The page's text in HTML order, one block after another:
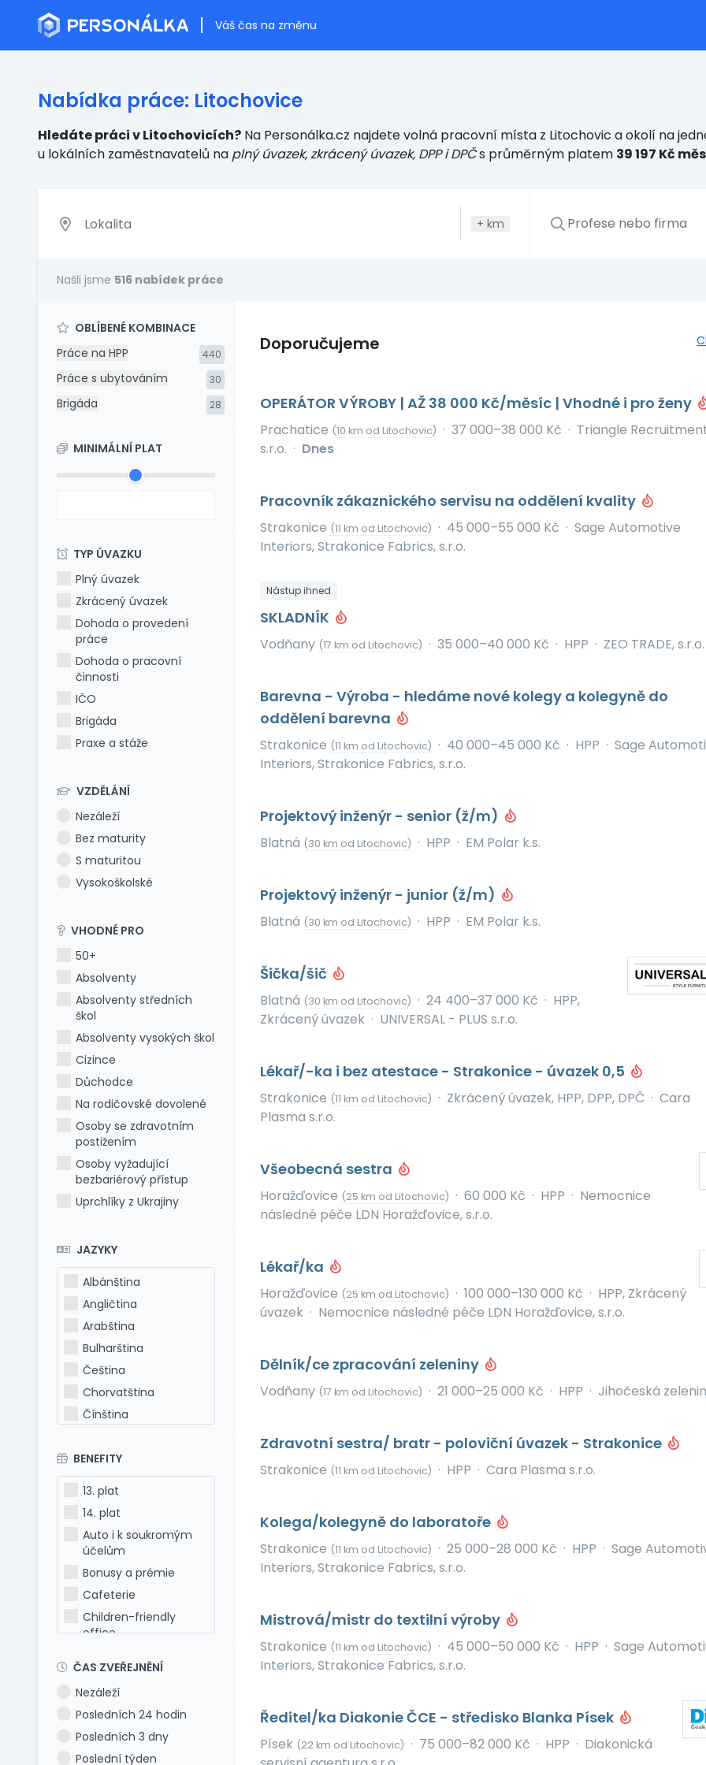
Váš čas na změnu
Nabídka práce: Litochovice
Hledáte práci v Litochovicích? Na Personálka.cz najdete volná pracovní místa z Litochovic a okolí na
u lokálních zaměstnavatelů na plný úvazek, zkrácený úvazek, DPP i DPČs průměrným platem 39 197 Kč
+ km
Našli jsme 516 nabídek práce
OBLÍBENÉ KOMBINACE
Práce na HPP
440
Práce s ubytováním 30
Brigáda 28
MINIMÁLNÍ PLAT
TYP ÚVAZKU
Plný úvazek
Zkrácený úvazek
Dohoda o provedení
práce
Dohoda o pracovní
činnosti
IČO
Brigáda
Praxe a stáže
VZDĚLÁNÍ
Nezáleží
Bez maturity
S maturitou
Vysokoškolské
VHODNÉ PRO
50+
Absolventy
Absolventy středních
škol
Absolventy vysokých škol
Cizince
Důchodce
Na rodičovské dovolené
Osoby se zdravotním
postižením
Osoby vyžadující
bezbariérový přístup
Uprchlíky z Ukrajiny
JAZYKY
Albánština
Angličtina
Arabština
Bulharština
Čeština
Chorvatština
Čínština
Francouzština
Hebrejština
Holandština
Italština
Japonština
Latina
Litevština
Lotyšština
Maďarština
Makedonština
Polština
Portugalština
Rumunština
BENEFITY
13. plat
14. plat
Auto i k soukromým
účelům
Bonusy a prémie
Cafeterie
Children-friendly
office
Dovolená 6 týdnů
Dovolená navíc
Firemní akce
ČAS ZVEŘEJNĚNÍ
Nezáleží
Posledních 24 hodin
Posledních 3 dny
Poslední týden
Doporučujeme
OPERÁTOR VÝROBY | AŽ 38 000 Kč/měsíc | Vhodné i pro ženy
Prachatice (10 km od Litochovic) · 37 000–38 000 Kč · Triangle
s.r.o. · Dnes
Pracovník zákaznického servisu na oddělení kvality
Strakonice (11 km od Litochovic) · 45 000–55 000 Kč · Sage Automotive
Interiors, Strakonice Fabrics, s.r.o.
Nástup ihned
SKLADNÍK
Vodňany (17 km od Litochovic) · 35 000–40 000 Kč · HPP · ZEO TRADE, s.r.o.
Barevna - Výroba - hledáme nové kolegy a kolegyně do
oddělení barevna
Strakonice (11 km od Litochovic) · 40 000–45 000 Kč · HPP · Sage
Interiors, Strakonice Fabrics, s.r.o.
Projektový inženýr - senior (ž/m)
Blatná (30 km od Litochovic) · HPP · EM Polar k.s.
Projektový inženýr - junior (ž/m)
Blatná (30 km od Litochovic) · HPP · EM Polar k.s.
Šička/šič
Blatná (30 km od Litochovic) · 24 400–37 000 Kč · HPP,
Zkrácený úvazek · UNIVERSAL - PLUS s.r.o.
Lékař/-ka i bez atestace - Strakonice - úvazek 0,5
Strakonice (11 km od Litochovic) · Zkrácený úvazek, HPP, DPP, DPČ · Cara
Plasma s.r.o.
Všeobecná sestra
Horažďovice (25 km od Litochovic) · 60 000 Kč · HPP · Nemocnice
následné péče LDN Horažďovice, s.r.o.
Lékař/ka
Horažďovice (25 km od Litochovic) · 100 000–130 000 Kč · HPP, Zkrácený
úvazek · Nemocnice následné péče LDN Horažďovice, s.r.o.
Dělník/ce zpracování zeleniny
Vodňany (17 km od Litochovic) · 21 000–25 000 Kč · HPP · Jihočeská
Zdravotní sestra/ bratr - poloviční úvazek - Strakonice
Strakonice (11 km od Litochovic) · HPP · Cara Plasma s.r.o.
Kolega/kolegyně do laboratoře
Strakonice (11 km od Litochovic) · 25 000–28 000 Kč · HPP · Sage
Interiors, Strakonice Fabrics, s.r.o.
Mistrová/mistr do textilní výroby
Strakonice (11 km od Litochovic) · 45 000–50 000 Kč · HPP · Sage
Interiors, Strakonice Fabrics, s.r.o.
Ředitel/ka Diakonie ČCE - středisko Blanka Písek
Písek (22 km od Litochovic) · 75 000–82 000 Kč · HPP · Diakonická